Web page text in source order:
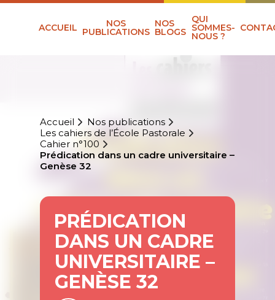
ACCUEIL NOS
PUBLICATIONS
NOS
BLOGS
QUI
SOMMES-
NOUS ?
Accueil
Nos publications
Les cahiers de l’École Pastorale
Cahier n°100
Prédication dans un cadre universitaire –
Genèse 32
PRÉDICATION
DANS UN CADRE
UNIVERSITAIRE –
GENÈSE 32